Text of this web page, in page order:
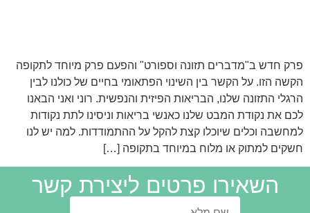
פרק חדש ב"מדברים תזונה וספורט" והפעם פרק מיוחד לתקופה
הקשה הזו. על הקשר בין השינוי הפתאומי בחיים של כולנו לבין
הרגלי התזונה שלנו, הבריאות הפיזית והנפשית. רוני ואני הבאנו
לכם את נקודת המבט שלנו כאנשי בריאות וניסינו לתת נקודות
למחשבה וכלים שיוכלו קצת להקל על ההתמודדות. למה יש לנו
חשקים למתוק או מלוח במיוחד בתקופה […]
השאירו פרטים ליצירת קשר